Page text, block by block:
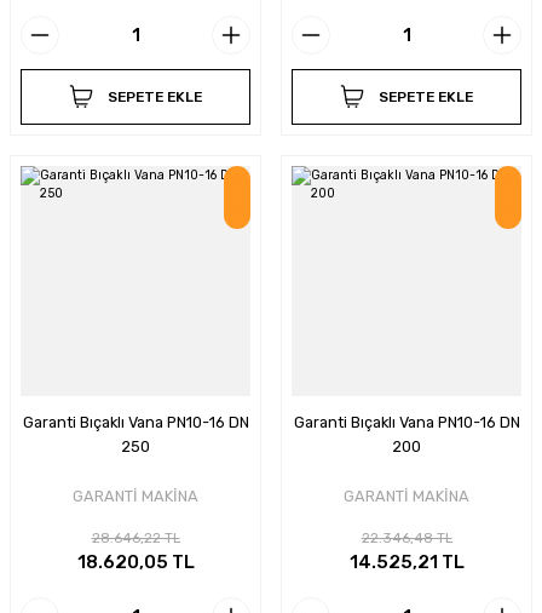
SEPETE EKLE SEPETE EKLE
Garanti Bıçaklı Vana PN10-16 DN
250
GARANTİ MAKİNA
28.646,22 TL
18.620,05 TL
Garanti Bıçaklı Vana PN10-16 DN
200
GARANTİ MAKİNA
22.346,48 TL
14.525,21 TL